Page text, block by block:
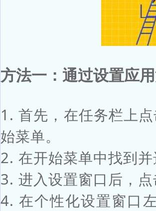
方法一：通过设置应
1. 首先，在任务栏上
始菜单。
2. 在开始菜单中找到
3. 进入设置窗口后，点
4. 在个性化设置窗口